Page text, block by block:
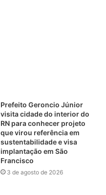
Prefeito Geroncio Júnior
visita cidade do interior do
RN para conhecer projeto
que virou referência em
sustentabilidade e visa
implantação em São
Francisco
3 de agosto de 2026